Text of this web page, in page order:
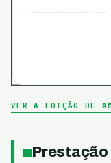
VER A EDIÇÃO DE